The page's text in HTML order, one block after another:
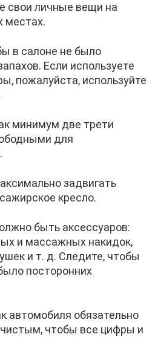
свои личные вещи на
местах.
в салоне не было
Если используете
пожалуйста, используйте
минимум две трети
для
задвигать
кресло.
быть аксессуаров:
и массажных накидок,
и т. д. Следите, чтобы
посторонних
автомобиля обязательно
чтобы все цифры и